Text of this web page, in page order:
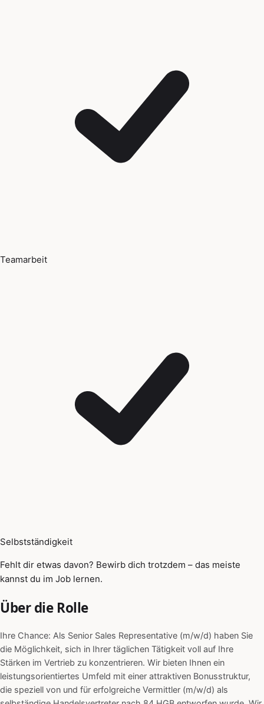
Teamarbeit
Selbstständigkeit
Fehlt dir etwas davon? Bewirb dich trotzdem – das meiste
kannst du im Job lernen.
Über die Rolle
Ihre Chance: Als Senior Sales Representative (m/w/d) haben Sie
die Möglichkeit, sich in Ihrer täglichen Tätigkeit voll auf Ihre
Stärken im Vertrieb zu konzentrieren. Wir bieten Ihnen ein
leistungsorientiertes Umfeld mit einer attraktiven Bonusstruktur,
die speziell von und für erfolgreiche Vermittler (m/w/d) als